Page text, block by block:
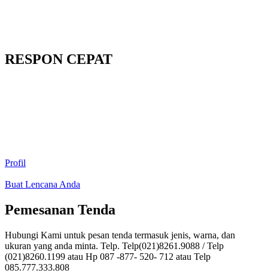
RESPON CEPAT
Profil
Buat Lencana Anda
Pemesanan Tenda
Hubungi Kami untuk pesan tenda termasuk jenis, warna, dan
ukuran yang anda minta. Telp. Telp(021)8261.9088 / Telp
(021)8260.1199 atau Hp 087 -877- 520- 712 atau Telp
085.777.333.808